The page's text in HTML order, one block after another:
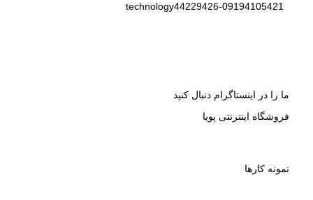
44229426-09194105421
ما را در اینستاگرام دنبال کنید
فروشگاه اینترنتی پویا
نمونه کارها